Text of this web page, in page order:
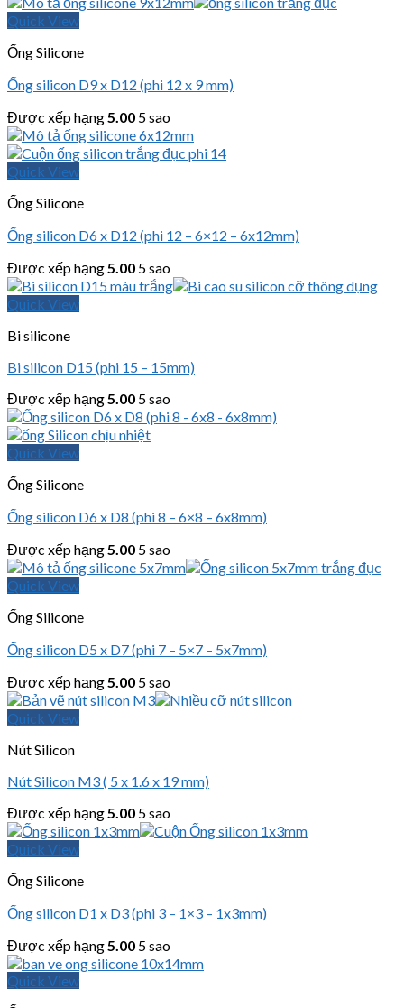
Quick View
Ống Silicone
Ống silicon D9 x D12 (phi 12 x 9 mm)
Được xếp hạng5.00 5 sao
Quick View
Ống Silicone
Ống silicon D6 x D12 (phi 12 – 6×12 – 6x12mm)
Được xếp hạng5.00 5 sao
Quick View
Bi silicone
Bi silicon D15 (phi 15 – 15mm)
Được xếp hạng5.00 5 sao
Quick View
Ống Silicone
Ống silicon D6 x D8 (phi 8 – 6×8 – 6x8mm)
Được xếp hạng5.00 5 sao
Quick View
Ống Silicone
Ống silicon D5 x D7 (phi 7 – 5×7 – 5x7mm)
Được xếp hạng5.00 5 sao
Quick View
Nút Silicon
Nút Silicon M3 ( 5 x 1.6 x 19 mm)
Được xếp hạng5.00 5 sao
Quick View
Ống Silicone
Ống silicon D1 x D3 (phi 3 – 1×3 – 1x3mm)
Được xếp hạng5.00 5 sao
Quick View